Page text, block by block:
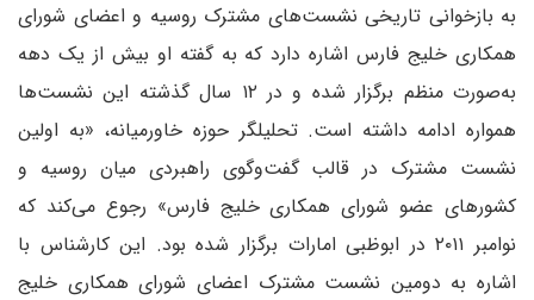
به بازخوانی تاریخی نشست‌های مشترک روسیه و اعضای شورای
همکاری خلیج فارس اشاره دارد که به گفته او بیش از یک دهه
به‌صورت منظم برگزار شده و در ۱۲ سال گذشته این نشست‌ها
همواره ادامه داشته است. تحلیلگر حوزه خاورمیانه، «به اولین
نشست مشترک در قالب گفت‌وگوی راهبردی میان روسیه و
کشورهای عضو شورای همکاری خلیج فارس» رجوع می‌کند که
نوامبر ۲۰۱۱ در ابوظبی امارات برگزار شده بود‌. این کارشناس با
اشاره به دومین نشست مشترک اعضای شورای همکاری خلیج